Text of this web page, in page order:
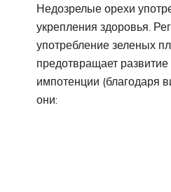
Недозрелые орехи
укрепления здоровья.
употребление зеленых
предотвращает развитие
импотенции (благодаря
они: